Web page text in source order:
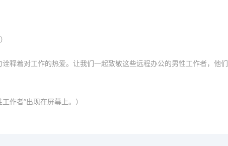
释着对工作的热爱。让我们一起致敬这些远程办公的男性工作者，他们
作者”出现在屏幕上。）